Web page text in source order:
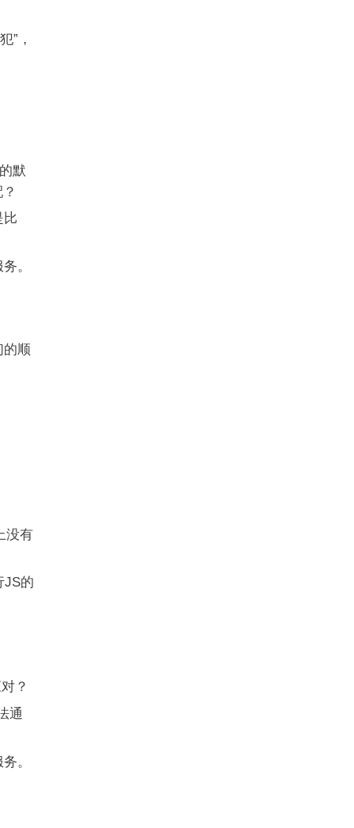
”，
的默
比
。
的顺
没有
JS的
？
通
。